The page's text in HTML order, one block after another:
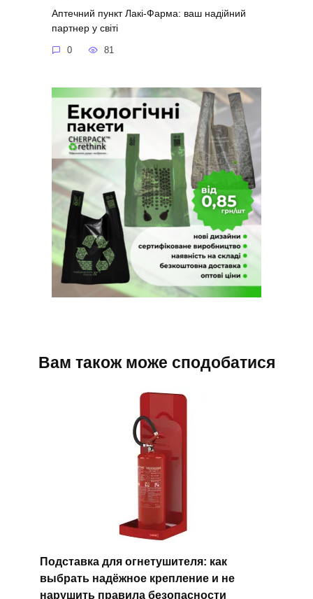
Аптечний пункт Лакі-Фарма: ваш надійний
партнер у світі
0 81
Вам також може сподобатися
Подставка для огнетушителя: как
выбрать надёжное крепление и не
нарушить правила безопасности